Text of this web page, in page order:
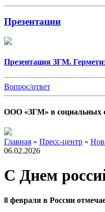
Презентации
Презентация ЗГМ.
Вопрос/ответ
ООО «ЗГМ» в социальных
Главная » Пресс-центр »
06.02.2026
С Днем
8 февраля в России